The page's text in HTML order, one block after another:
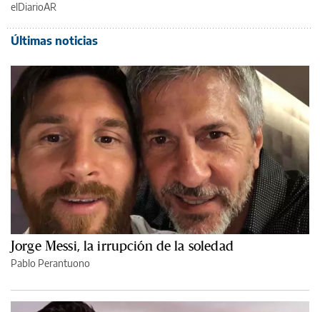
elDiarioAR
Últimas noticias
Jorge Messi, la irrupción de la soledad
Pablo Perantuono